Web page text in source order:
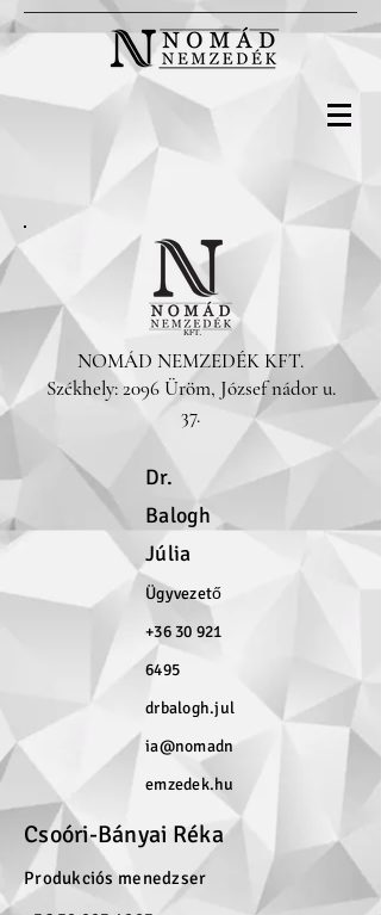
NOMÁD NEMZEDÉK KFT.
Székhely:2096 Üröm, József nádor u.
37.
Dr.
Balogh
Júlia
Ügyvezető
+36 30 921
6495
drbalogh.jul
ia@nomadn
emzedek.hu
Csoóri-Bányai Réka
Produkciós menedzser